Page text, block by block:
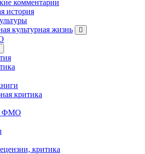
комментарии
история
культурная жизнь
критика
ФМО
критика